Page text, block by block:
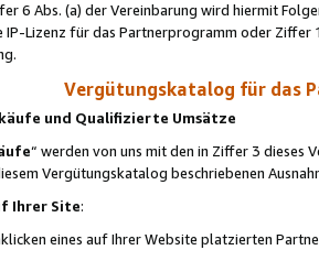
6 Abs. (a) der Vereinbarung wird hiermit
IP-Lizenz für das Partnerprogramm oder
Vergütungskatalog für das
und Qualifizierte Umsätze
“ werden von uns mit den in Ziffer 3
Vergütungskatalog beschriebenen
Ihrer Site:
eines auf Ihrer Website platzierten